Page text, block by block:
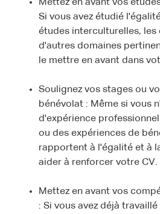
Mettez en avant vos
Si vous avez étudié
études interculturelles, les
d'autres domaines
le mettre en avant dans
Soulignez vos stages ou
bénévolat : Même si vous
d'expérience
ou des expériences de
rapportent à l'égalité et à
aider à renforcer votre CV.
Mettez en avant vos
: Si vous avez déjà